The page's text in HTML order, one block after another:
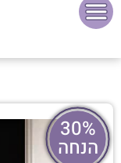
30%
הנחה